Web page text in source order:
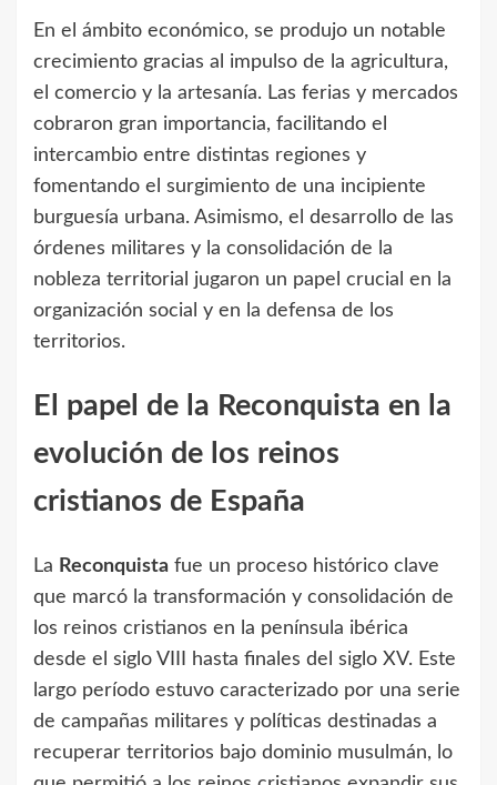
En el ámbito económico, se produjo un notable
crecimiento gracias al impulso de la agricultura,
el comercio y la artesanía. Las ferias y mercados
cobraron gran importancia, facilitando el
intercambio entre distintas regiones y
fomentando el surgimiento de una incipiente
burguesía urbana. Asimismo, el desarrollo de las
órdenes militares y la consolidación de la
nobleza territorial jugaron un papel crucial en la
organización social y en la defensa de los
territorios.
El papel de la Reconquista en la
evolución de los reinos
cristianos de España
La Reconquista fue un proceso histórico clave
que marcó la transformación y consolidación de
los reinos cristianos en la península ibérica
desde el siglo VIII hasta finales del siglo XV. Este
largo período estuvo caracterizado por una serie
de campañas militares y políticas destinadas a
recuperar territorios bajo dominio musulmán, lo